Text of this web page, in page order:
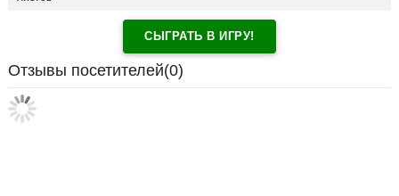
СЫГРАТЬ В ИГРУ!
Отзывы посетителей(0)